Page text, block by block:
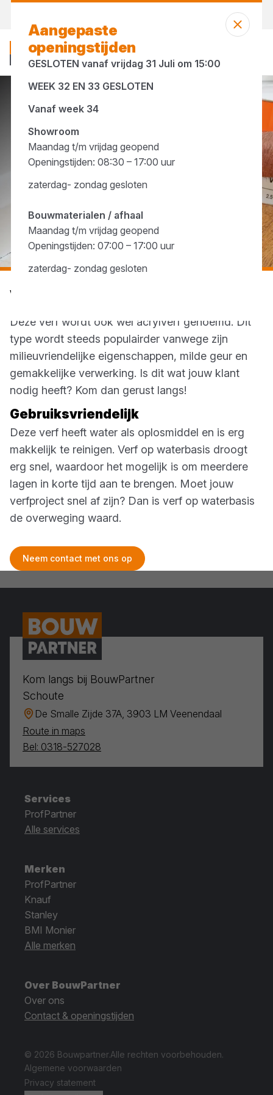
Verf op waterbasis
Deze verf wordt ook wel acrylverf genoemd. Dit
type wordt steeds populairder vanwege zijn
milieuvriendelijke eigenschappen, milde geur en
gemakkelijke verwerking. Is dit wat jouw klant
nodig heeft? Kom dan gerust langs!
Gebruiksvriendelijk
Deze verf heeft water als oplosmiddel en is erg
makkelijk te reinigen. Verf op waterbasis droogt
erg snel, waardoor het mogelijk is om meerdere
lagen in korte tijd aan te brengen. Moet jouw
verfproject snel af zijn? Dan is verf op waterbasis
de overweging waard.
Neem contact met ons op
Aangepaste
openingstijden
GESLOTEN vanaf vrijdag 31 Juli om 15:00
WEEK 32 EN 33 GESLOTEN
Vanaf week 34
Showroom
Maandag t/m vrijdag geopend
Openingstijden: 08:30 – 17:00 uur
zaterdag- zondag gesloten
Bouwmaterialen / afhaal
Maandag t/m vrijdag geopend
Openingstijden: 07:00 – 17:00 uur
zaterdag- zondag gesloten
Kom langs bij BouwPartner
Schoute
De Smalle Zijde 37A, 3903 LM Veenendaal
Route in maps
Bel: 0318-527028
Services
ProfPartner
Alle services
Merken
ProfPartner
Knauf
Stanley
BMI Monier
Alle merken
Over BouwPartner
Over ons
Contact & openingstijden
© 2026 Bouwpartner.Alle rechten voorbehouden.
Algemene voorwaarden
Privacy statement